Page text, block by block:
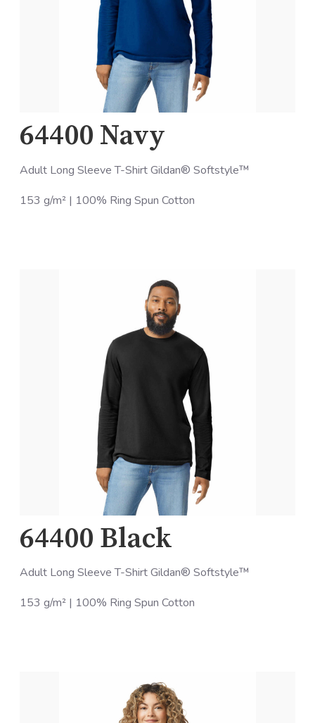
64400 Navy
Adult Long Sleeve T-Shirt Gildan® Softstyle™
153 g/m² | 100% Ring Spun Cotton
64400 Black
Adult Long Sleeve T-Shirt Gildan® Softstyle™
153 g/m² | 100% Ring Spun Cotton